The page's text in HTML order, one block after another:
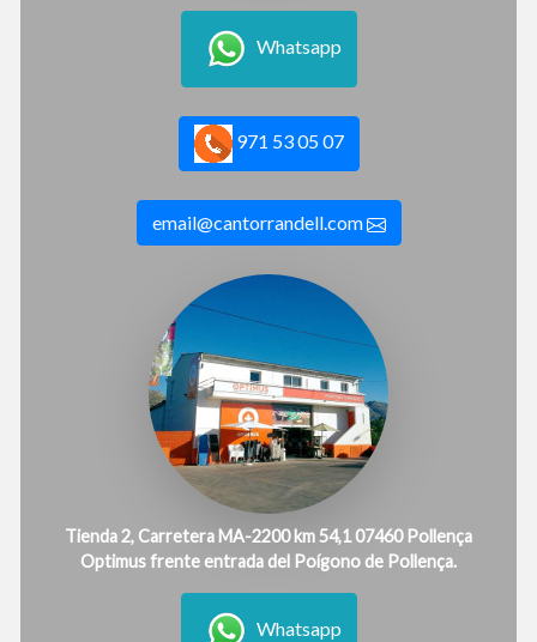
Whatsapp
971 53 05 07
email@cantorrandell.com
Tienda 2, Carretera MA-2200 km 54,1 07460 Pollença
Optimus frente entrada del Poígono de Pollença.
Whatsapp